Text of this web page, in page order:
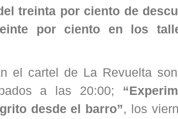
treinta por ciento de
por ciento en los
el cartel de La Revuelta son
a las 20:00;
desde el barro”, los